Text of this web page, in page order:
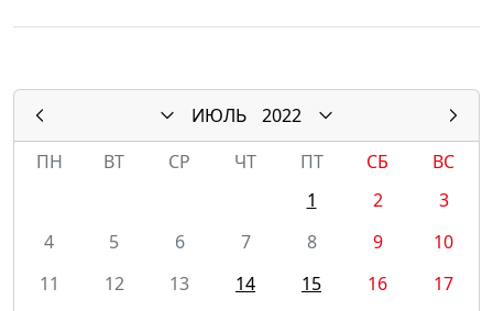
ИЮЛЬ
2022
ПН
ВТ СР ЧТ ПТ СБ
ВС
1
2
3
4
5 6 7 8 9
10
11
12 13 14 15 16
17